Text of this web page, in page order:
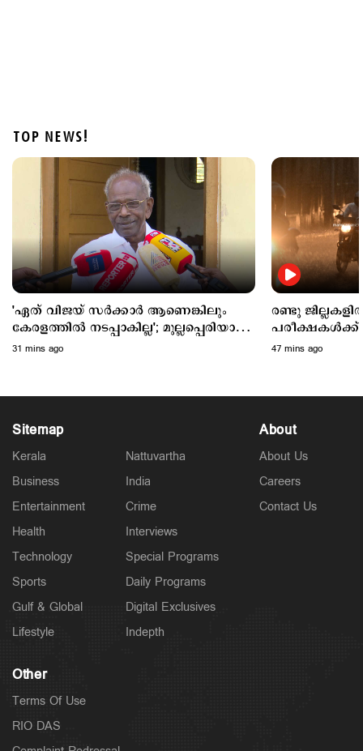
അര്‍ജുന്‍ തൃശൂരില്‍?; പാലിയേക്കര ടോള്‍പ്ലാസ
കടക്കുന്ന ചിത്രം പുറത്ത്; അരിച്ചുപെറുക്കി പൊലീസ്
1 hour ago
Latest
കോളജുകള്‍ക്ക് ബാധമകല്ല
2 hours ago
TOP NEWS!
'ഏത് വിജയ് സര്‍ക്കാര്‍ ആണെങ്കിലും
കേരളത്തില്‍ നടപ്പാകില്ല'; മുല്ലപ്പെരിയാര്‍
വിഷയത്തില്‍ പ്രതികരിച്ച് എംഎം മണി
31 mins ago
രണ്ടു
പരീക്ഷകൾക്ക്
47 mins ago
Sitemap
Kerala
Business
Entertainment
Health
Technology
Sports
Gulf & Global
Lifestyle
Nattuvartha
India
Crime
Interviews
Special Programs
Daily Programs
Digital Exclusives
Indepth
About
About Us
Careers
Contact Us
Other
Terms Of Use
RIO DAS